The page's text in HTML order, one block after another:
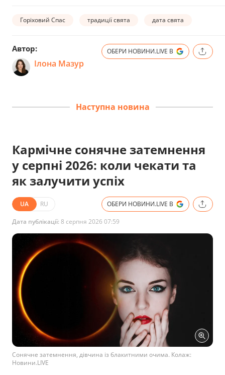
Горіховий Спас традиції свята дата свята
Автор:
Ілона Мазур
ОБЕРИ НОВИНИ.LIVE В
Наступна новина
Кармічне сонячне затемнення
у серпні 2026: коли чекати та
як залучити успіх
UA RU ОБЕРИ НОВИНИ.LIVE В
Дата публікації:8 серпня 2026 07:59
Сонячне затемнення, дівчина із блакитними очима. Колаж:
Новини.LIVE